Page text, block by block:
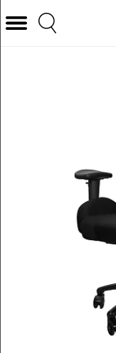
Välj Kategori
Mobil, Tele & GPS
Wearables och
Leksaker och